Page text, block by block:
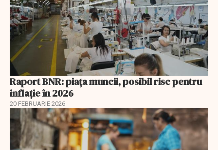
Raport BNR: piața muncii, posibil risc pentru
inflație în 2026
20 FEBRUARIE 2026